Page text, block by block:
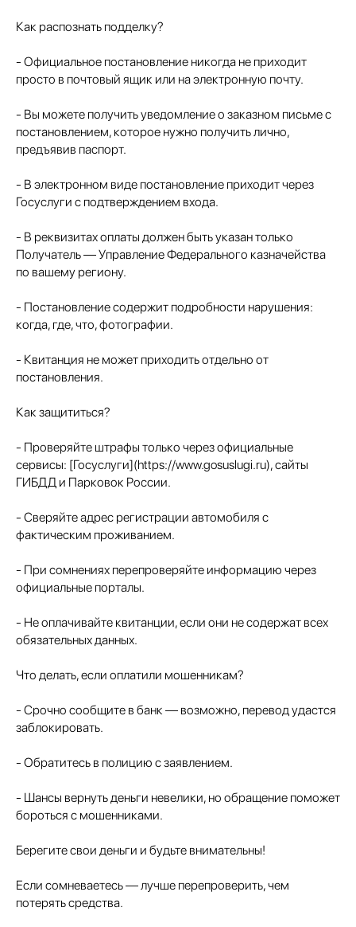
Как распознать подделку?
- Официальное постановление никогда не приходит
просто в почтовый ящик или на электронную почту.
- Вы можете получить уведомление о заказном письме с
постановлением, которое нужно получить лично,
предъявив паспорт.
- В электронном виде постановление приходит через
Госуслуги с подтверждением входа.
- В реквизитах оплаты должен быть указан только
Получатель — Управление Федерального казначейства
по вашему региону.
- Постановление содержит подробности нарушения:
когда, где, что, фотографии.
- Квитанция не может приходить отдельно от
постановления.
Как защититься?
- Проверяйте штрафы только через официальные
сервисы: [Госуслуги](https://www.gosuslugi.ru), сайты
ГИБДД и Парковок России.
- Сверяйте адрес регистрации автомобиля с
фактическим проживанием.
- При сомнениях перепроверяйте информацию через
официальные порталы.
- Не оплачивайте квитанции, если они не содержат всех
обязательных данных.
Что делать, если оплатили мошенникам?
- Срочно сообщите в банк — возможно, перевод удастся
заблокировать.
- Обратитесь в полицию с заявлением.
- Шансы вернуть деньги невелики, но обращение поможет
бороться с мошенниками.
Берегите свои деньги и будьте внимательны!
Если сомневаетесь — лучше перепроверить, чем
потерять средства.